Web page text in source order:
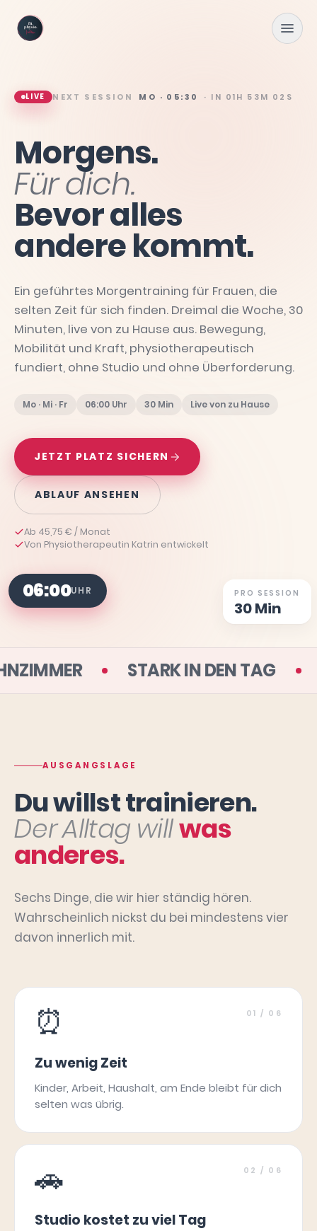
LIVE NEXT SESSION MO · 05:30 · IN 01H 53M 01S
Morgens.
Fürdich.
Bevoralles
anderekommt.
Ein geführtes Morgentraining für Frauen, die
selten Zeit für sich finden. Dreimal die Woche, 30
Minuten, live von zu Hause aus. Bewegung,
Mobilität und Kraft, physiotherapeutisch
fundiert, ohne Studio und ohne Überforderung.
Mo · Mi · Fr 06:00 Uhr 30 Min Live von zu Hause
JETZT PLATZ SICHERN
ABLAUF ANSEHEN
Ab 45,75 € / Monat
Von Physiotherapeutin Katrin entwickelt
06:00UHR PRO SESSION
30 Min
WOHNZIMMER STARK IN
AUSGANGSLAGE
Du willst trainieren.
Der Alltag willwas
anderes.
Sechs Dinge, die wir hier ständig hören.
Wahrscheinlich nickst du bei mindestens vier
davon innerlich mit.
⏰ 01 / 06
Zu wenig Zeit
Kinder, Arbeit, Haushalt, am Ende bleibt für dich
selten was übrig.
🚗 02 / 06
Studio kostet zu viel Tag